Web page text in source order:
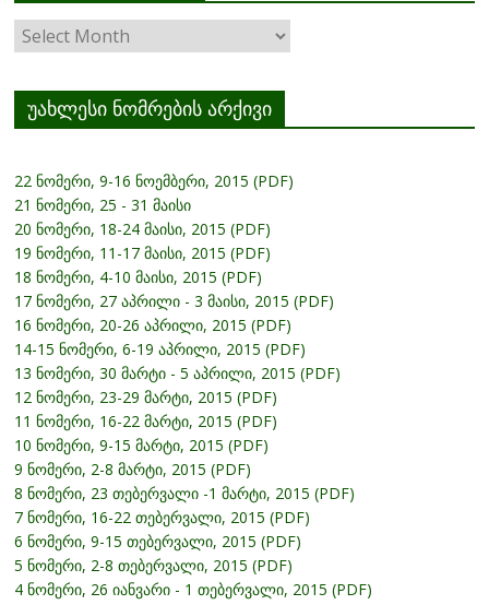
ჟურნალის
არქივი
უახლესი ნომრების არქივი
22 ნომერი, 9-16 ნოემბერი, 2015 (PDF)
21 ნომერი, 25 - 31 მაისი
20 ნომერი, 18-24 მაისი, 2015 (PDF)
19 ნომერი, 11-17 მაისი, 2015 (PDF)
18 ნომერი, 4-10 მაისი, 2015 (PDF)
17 ნომერი, 27 აპრილი - 3 მაისი, 2015 (PDF)
16 ნომერი, 20-26 აპრილი, 2015 (PDF)
14-15 ნომერი, 6-19 აპრილი, 2015 (PDF)
13 ნომერი, 30 მარტი - 5 აპრილი, 2015 (PDF)
12 ნომერი, 23-29 მარტი, 2015 (PDF)
11 ნომერი, 16-22 მარტი, 2015 (PDF)
10 ნომერი, 9-15 მარტი, 2015 (PDF)
9 ნომერი, 2-8 მარტი, 2015 (PDF)
8 ნომერი, 23 თებერვალი -1 მარტი, 2015 (PDF)
7 ნომერი, 16-22 თებერვალი, 2015 (PDF)
6 ნომერი, 9-15 თებერვალი, 2015 (PDF)
5 ნომერი, 2-8 თებერვალი, 2015 (PDF)
4 ნომერი, 26 იანვარი - 1 თებერვალი, 2015 (PDF)